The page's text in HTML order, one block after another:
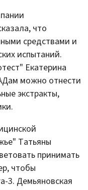
что
средствами и
испытаний.
Екатерина
можно отнести
экстракты,
Татьяны
принимать
чтобы
3. Демьяновская